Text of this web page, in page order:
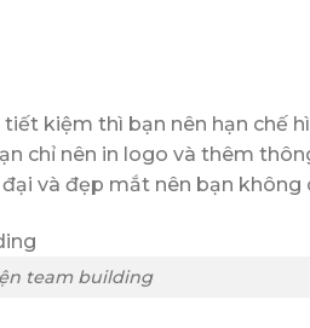
kiệm thì bạn nên hạn chế
chỉ nên in logo và thêm
và đẹp mắt nên bạn
team building